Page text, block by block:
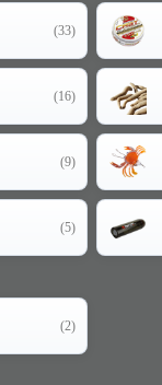
(33)
(16)
(9)
(5)
(2)